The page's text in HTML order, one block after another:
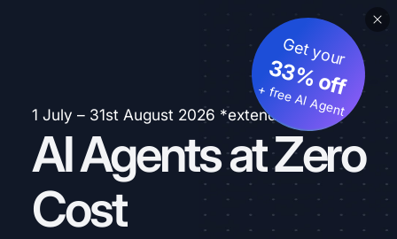
1 July – 31st August 2026 *extended
AI Agents at Zero
Cost
Get your
33% off
+ free AI Agent